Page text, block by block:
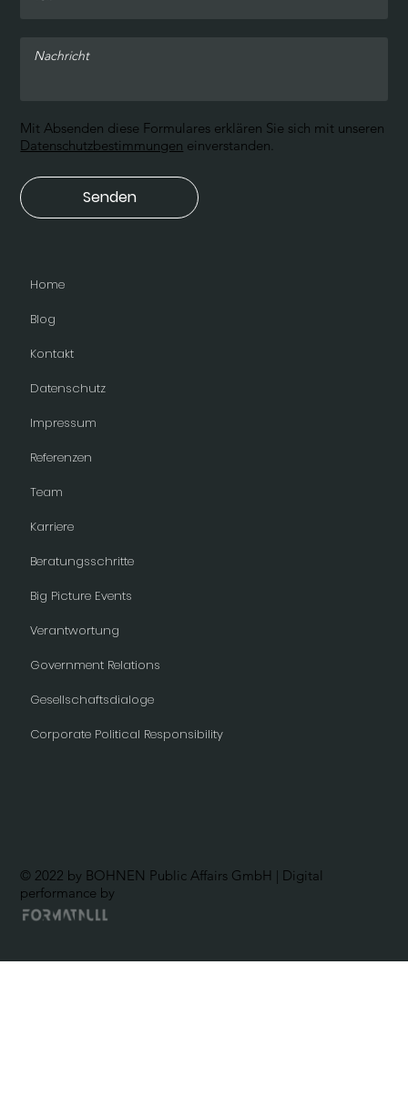
Referenzen
Team
Karriere
Beratungsschritte
Big Picture Events
Verantwortung
Home
Blog
Kontakt
Datenschutz
Impressum
Government Relations
Gesellschaftsdialoge
Corporate Political Responsibility
Senden
Mit Absenden diese Formulares erklären Sie sich mit unseren
Datenschutzbestimmungen einverstanden.
© 2022 by BOHNEN Public Affairs GmbH | Digital
performance by